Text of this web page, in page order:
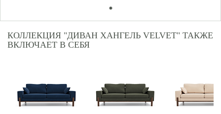
1
КОЛЛЕКЦИЯ "ДИВАН ХАНГЕЛЬ VELVET" ТАКЖЕ
ВКЛЮЧАЕТ В СЕБЯ